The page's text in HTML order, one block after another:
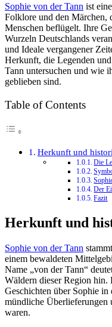
Sophie von der Tann ist
Folklore und den Märchen,
Menschen beflügelt. Ihre
Wurzeln Deutschlands
und Ideale vergangener
Herkunft, die Legenden
Tann untersuchen und wie
geblieben sind.
Table of Contents
Herkunft und
Die
Der
Fazit
Herkunft und
Sophie von der Tann
einem bewaldeten
Name „von der Tann“
Wäldern dieser Region hin.
Geschichten über Sophie in
mündliche Überlieferungen
waren.